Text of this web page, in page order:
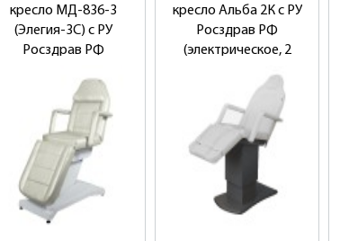
кресло МД-836-3
(Элегия-3С) с РУ
Росздрав РФ
кресло Альба 2К с РУ
Росздрав РФ
(электрическое, 2